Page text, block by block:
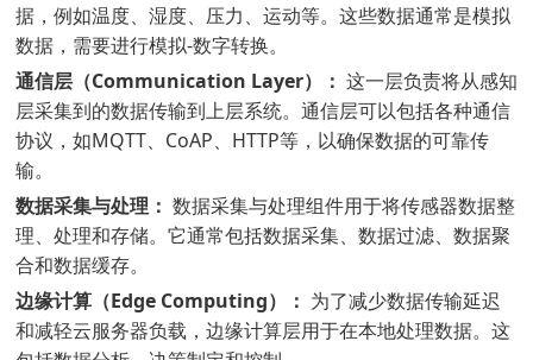
据，例如温度、湿度、压力、运动等。这些数据通常是模拟
数据，需要进行模拟-数字转换。
通信层（Communication Layer）： 这一层负责将从感知
层采集到的数据传输到上层系统。通信层可以包括各种通信
协议，如MQTT、CoAP、HTTP等，以确保数据的可靠传
输。
数据采集与处理： 数据采集与处理组件用于将传感器数据整
理、处理和存储。它通常包括数据采集、数据过滤、数据聚
合和数据缓存。
边缘计算（Edge Computing）： 为了减少数据传输延迟
和减轻云服务器负载，边缘计算层用于在本地处理数据。这